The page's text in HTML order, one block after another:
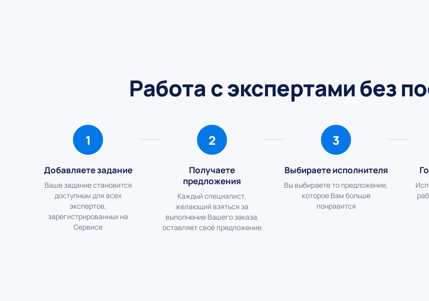
Работа с экспертами без
1
Добавляете задание
Ваше задание становится
доступным для всех
экспертов,
зарегистрированных на
Сервисе
2
Получаете
предложения
Каждый специалист,
желающий взяться за
выполнение Вашего заказа,
оставляет своё предложение
3
Выбираете исполнителя
Вы выбираете то предложение,
которое Вам больше
понравится